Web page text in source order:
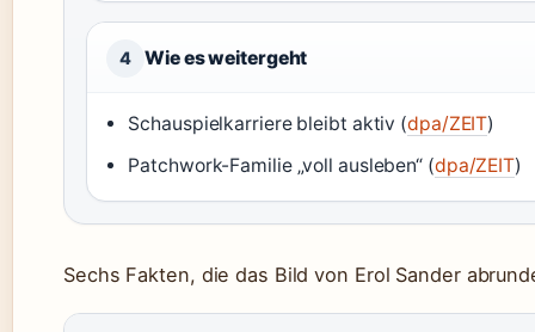
4 Wie es weitergeht
Schauspielkarriere bleibt aktiv (dpa/ZEIT)
Patchwork-Familie „voll ausleben“ (dpa/ZEIT)
Sechs Fakten, die das Bild von Erol Sander